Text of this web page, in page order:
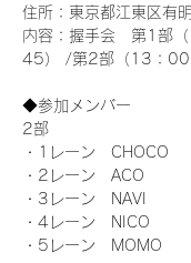
住所：東京都江東区有
内容：握手会　第1部
45） /第2部（13：00
◆参加メンバー
2部
・1レーン　CHOCO
・2レーン　ACO
・3レーン　NAVI
・4レーン　NICO
・5レーン　MOMO